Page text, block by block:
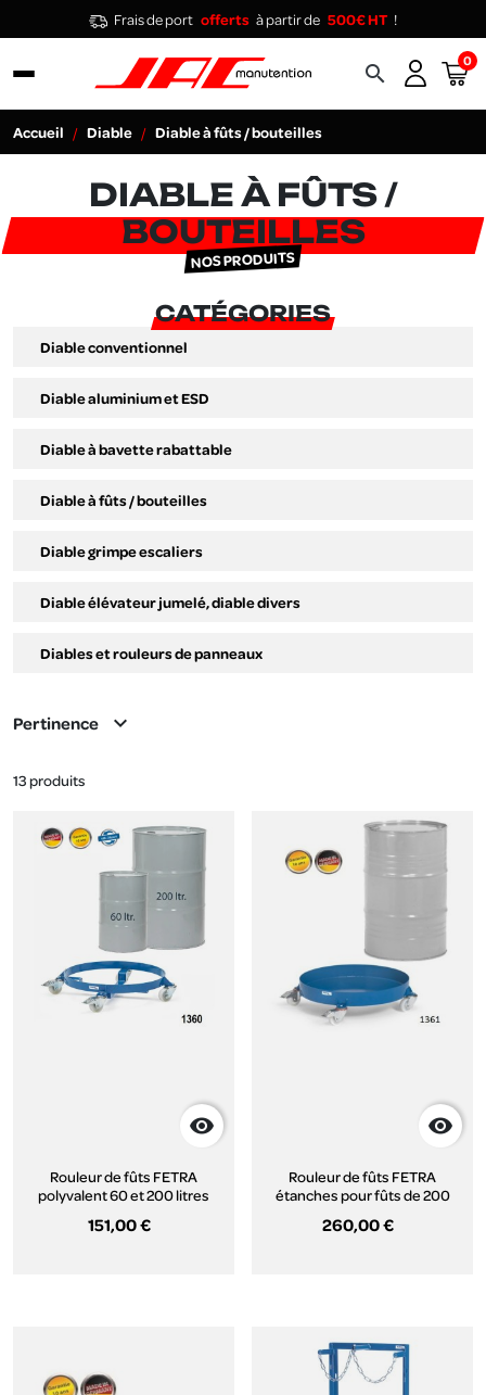
Frais de port offerts à partir de 500€ HT !
search 0
Accueil Diable Diable à fûts / bouteilles
DIABLE À FÛTS /
BOUTEILLES
NOS PRODUITS
CATÉGORIES
Diable conventionnel
Diable aluminium et ESD
Diable à bavette rabattable
Diable à fûts / bouteilles
Diable grimpe escaliers
Diable élévateur jumelé, diable divers
Diables et rouleurs de panneaux
13 produits
Pertinence expand_more

Rouleur de fûts FETRA
polyvalent 60 et 200 litres
151,00 €

Rouleur de fûts FETRA
étanches pour fûts de 200
260,00 €